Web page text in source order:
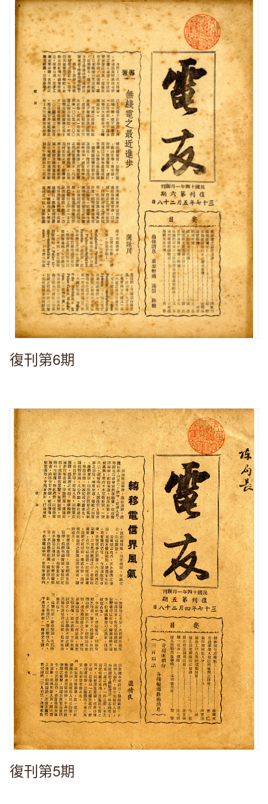
(1950)供不應求
(1960)跨入太空通信
(1970)全台通信網的健全
(1980)多變的年代
(1990)電信大競爭
迎向新世紀
相關網站
延伸文章
方賢齊先生大事記
著作清單
生平剪影
追思影片(另開新視窗)
復刊第6期
復刊第5期